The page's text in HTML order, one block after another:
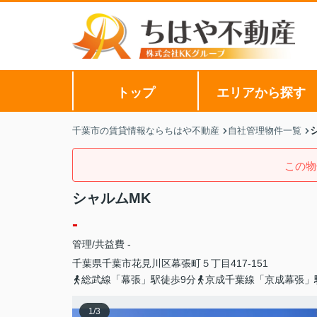
トップ エリアから探す
千葉市の賃貸情報ならちはや不動産 自社管理物件一覧
この
シャルムMK
-
管理/共益費 -
千葉県千葉市花見川区幕張町５丁目417-151
総武線「幕張」駅徒歩9分
京成千葉線「京成幕張
1/3